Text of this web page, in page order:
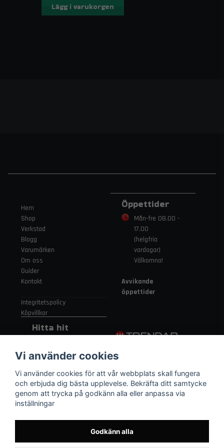
Lägg i varukorgen
Hem
Shop
Verkstad
Blogg
Varumärken
Om oss
Guider
Kontakt
Integritetspolicy
Köpvillkor
Öppettider
Mån-fre 08.00 -
17.00
(helgfria
vardagar)
Välkomna!
Avvikande
öppettider
Hitta hit
Strängnäsvägen
315 155 91
Nykvarn Sverige
08 552 450 06
@trendab.com
Vi använder cookies
Vi använder cookies för att vår webbplats skall fungera
och erbjuda dig bästa upplevelse. Bekräfta ditt samtycke
genom att trycka på godkänn alla eller anpassa via
inställningar
Godkänn alla